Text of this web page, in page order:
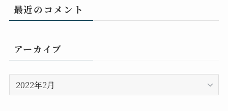
最近のコメント
アーカイブ
ア
ー